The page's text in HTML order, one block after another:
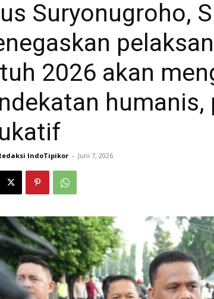
Suryonugroho,
2026 akan
humanis,
IndoTipikor - Juni 7, 2026